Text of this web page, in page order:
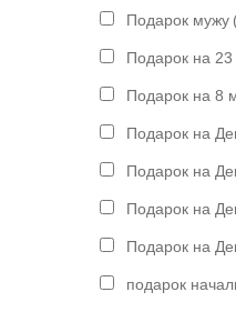
Подарок мужу
Подарок на
Подарок на 8
Подарок на
Подарок на
Подарок на
Подарок на
подарок